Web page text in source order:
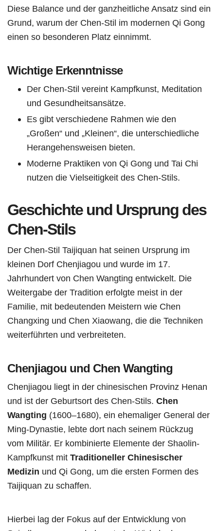
Diese Balance und der ganzheitliche Ansatz sind ein
Grund, warum der Chen-Stil im modernen Qi Gong
einen so besonderen Platz einnimmt.
Wichtige Erkenntnisse
Der Chen-Stil vereint Kampfkunst, Meditation
und Gesundheitsansätze.
Es gibt verschiedene Rahmen wie den
„Großen“ und „Kleinen“, die unterschiedliche
Herangehensweisen bieten.
Moderne Praktiken von Qi Gong und Tai Chi
nutzen die Vielseitigkeit des Chen-Stils.
Geschichte und Ursprung des
Chen-Stils
Der Chen-Stil Taijiquan hat seinen Ursprung im
kleinen Dorf Chenjiagou und wurde im 17.
Jahrhundert von Chen Wangting entwickelt. Die
Weitergabe der Tradition erfolgte meist in der
Familie, mit bedeutenden Meistern wie Chen
Changxing und Chen Xiaowang, die die Techniken
weiterführten und verbreiteten.
Chenjiagou und Chen Wangting
Chenjiagou liegt in der chinesischen Provinz Henan
und ist der Geburtsort des Chen-Stils. Chen
Wangting (1600–1680), ein ehemaliger General der
Ming-Dynastie, lebte dort nach seinem Rückzug
vom Militär. Er kombinierte Elemente der Shaolin-
Kampfkunst mit Traditioneller Chinesischer
Medizin und Qi Gong, um die ersten Formen des
Taijiquan zu schaffen.
Hierbei lag der Fokus auf der Entwicklung von